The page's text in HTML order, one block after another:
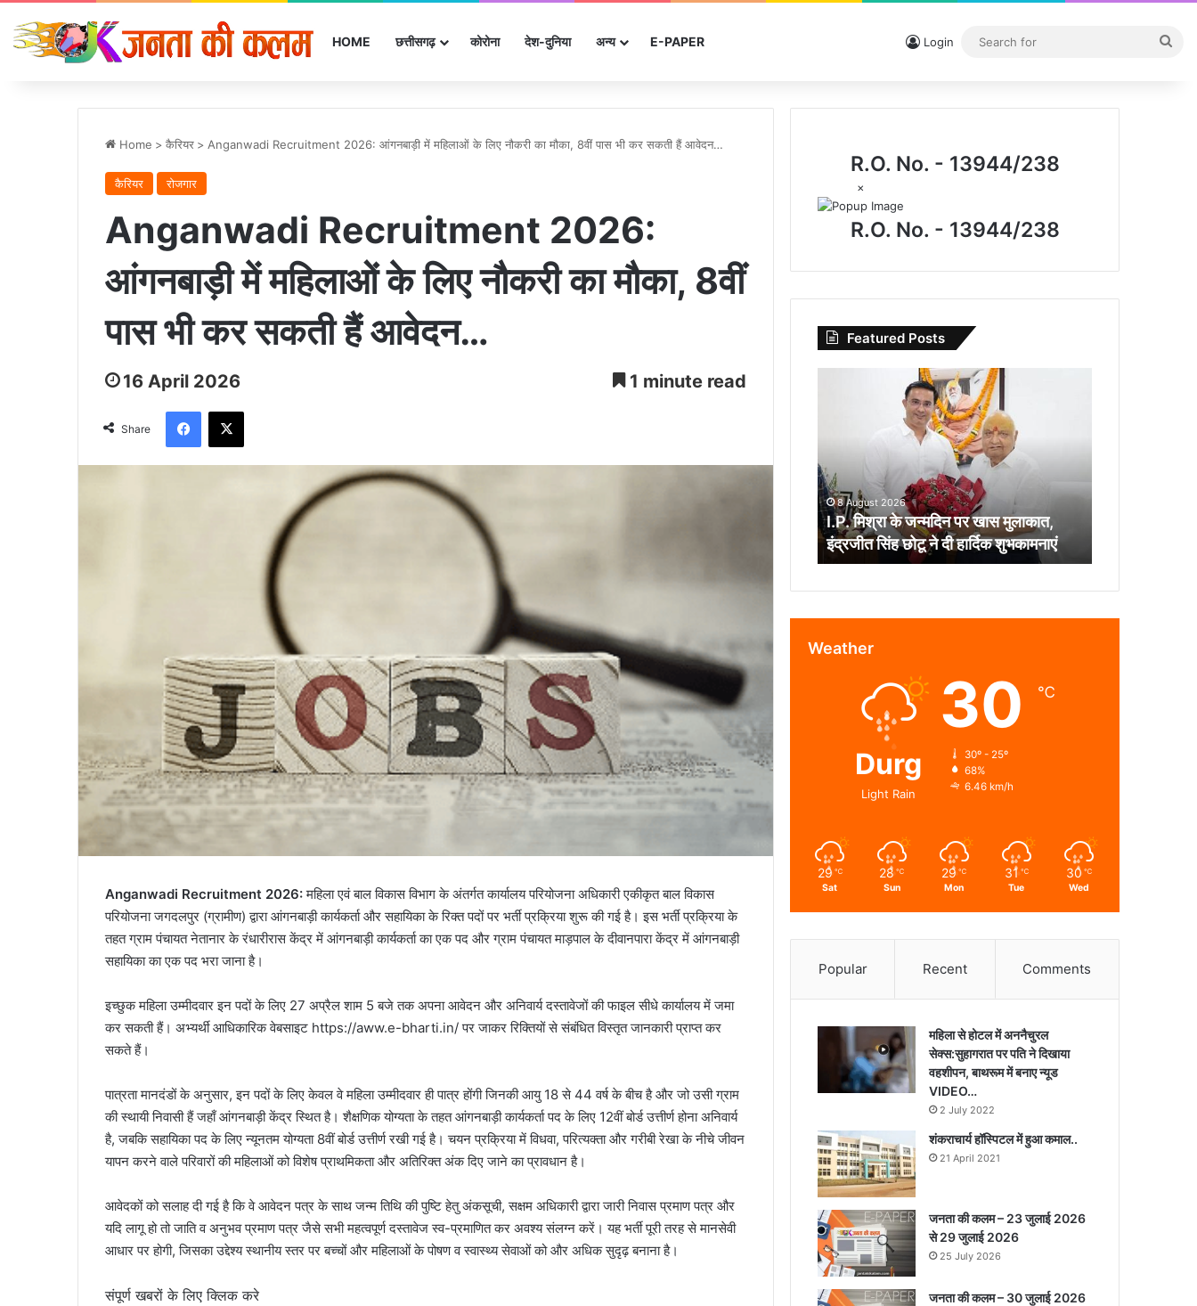
HOME छत्तीसगढ़ कोरोना देश-दुनिया अन्‍य E-PAPER Login
Home > कैरियर > Anganwadi Recruitment 2026: आंगनबाड़ी में महिलाओं के लिए नौकरी का मौका, 8वीं पास भी कर सकती हैं आवेदन…
कैरियर रोजगार
Anganwadi Recruitment 2026:
आंगनबाड़ी में महिलाओं के लिए नौकरी का मौका, 8वीं
पास भी कर सकती हैं आवेदन…
16 April 2026 1 minute read
Share
Facebook
X
Anganwadi Recruitment 2026:महिला एवं बाल विकास विभाग के अंतर्गत कार्यालय परियोजना अधिकारी एकीकृत बाल विकास
परियोजना जगदलपुर (ग्रामीण) द्वारा आंगनबाड़ी कार्यकर्ता और सहायिका के रिक्त पदों पर भर्ती प्रक्रिया शुरू की गई है। इस भर्ती प्रक्रिया के
तहत ग्राम पंचायत नेतानार के रंधारीरास केंद्र में आंगनबाड़ी कार्यकर्ता का एक पद और ग्राम पंचायत माड़पाल के दीवानपारा केंद्र में आंगनबाड़ी
सहायिका का एक पद भरा जाना है।
इच्छुक महिला उम्मीदवार इन पदों के लिए 27 अप्रैल शाम 5 बजे तक अपना आवेदन और अनिवार्य दस्तावेजों की फाइल सीधे कार्यालय में जमा
कर सकती हैं। अभ्यर्थी आधिकारिक वेबसाइट https://aww.e-bharti.in/ पर जाकर रिक्तियों से संबंधित विस्तृत जानकारी प्राप्त कर
सकते हैं।
पात्रता मानदंडों के अनुसार, इन पदों के लिए केवल वे महिला उम्मीदवार ही पात्र होंगी जिनकी आयु 18 से 44 वर्ष के बीच है और जो उसी ग्राम
की स्थायी निवासी हैं जहाँ आंगनबाड़ी केंद्र स्थित है। शैक्षणिक योग्यता के तहत आंगनबाड़ी कार्यकर्ता पद के लिए 12वीं बोर्ड उत्तीर्ण होना अनिवार्य
है, जबकि सहायिका पद के लिए न्यूनतम योग्यता 8वीं बोर्ड उत्तीर्ण रखी गई है। चयन प्रक्रिया में विधवा, परित्यक्ता और गरीबी रेखा के नीचे जीवन
यापन करने वाले परिवारों की महिलाओं को विशेष प्राथमिकता और अतिरिक्त अंक दिए जाने का प्रावधान है।
आवेदकों को सलाह दी गई है कि वे आवेदन पत्र के साथ जन्म तिथि की पुष्टि हेतु अंकसूची, सक्षम अधिकारी द्वारा जारी निवास प्रमाण पत्र और
यदि लागू हो तो जाति व अनुभव प्रमाण पत्र जैसे सभी महत्वपूर्ण दस्तावेज स्व-प्रमाणित कर अवश्य संलग्न करें। यह भर्ती पूरी तरह से मानसेवी
आधार पर होगी, जिसका उद्देश्य स्थानीय स्तर पर बच्चों और महिलाओं के पोषण व स्वास्थ्य सेवाओं को और अधिक सुदृढ़ बनाना है।
संपूर्ण खबरों के लिए क्लिक करे
R.O. No. - 13944/238
×
R.O. No. - 13944/238
Featured Posts
खास
मुलाकात,
इंद्रजीत
सिंह
छोटू
ने
शुभकामनाएं
8 August 2026
I.P. मिश्रा के जन्मदिन पर खास मुलाकात,
इंद्रजीत सिंह छोटू ने दी हार्दिक शुभकामनाएं
Weather
Durg
Light Rain
30 ℃
30º - 25º
68%
6.46 km/h
29 ℃
Sat
28 ℃
Sun
29 ℃
Mon
31 ℃
Tue
30 ℃
Wed
Popular Recent Comments
महिला से होटल में अननैचुरल
सेक्स:सुहागरात पर पति ने दिखाया
वहशीपन, बाथरूम में बनाए न्यूड
VIDEO…
2 July 2022
शंकराचार्य हॉस्पिटल में हुआ कमाल..
21 April 2021
जनता की कलम – 23 जुलाई 2026
से 29 जुलाई 2026
25 July 2026
जनता की कलम – 30 जुलाई 2026